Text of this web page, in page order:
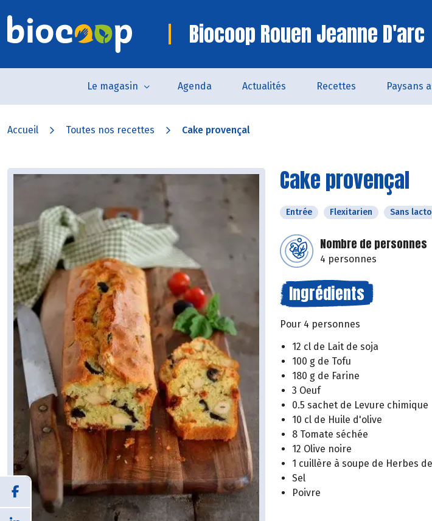
Biocoop Rouen Jeanne D'arc
Le magasin Agenda Actualités Recettes Paysans
Accueil Toutes nos recettes Cake provençal
Cake provençal
Entrée Flexitarien Sans
Nombre de personnes
4 personnes
Ingrédients
Pour 4 personnes
12 cl de Lait de soja
100 g de Tofu
180 g de Farine
3 Oeuf
0.5 sachet de Levure chimique
10 cl de Huile d'olive
8 Tomate séchée
12 Olive noire
1 cuillère à soupe de Herbes
Sel
Poivre